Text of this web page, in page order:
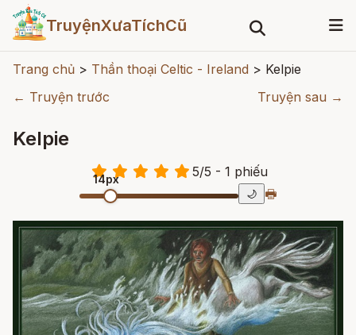
TruyệnXưaTíchCũ
Trang chủ > Thần thoại Celtic - Ireland > Kelpie
← Truyện trước
Truyện sau →
Kelpie
5/5 - 1 phiếu
14px
🌙 🖶